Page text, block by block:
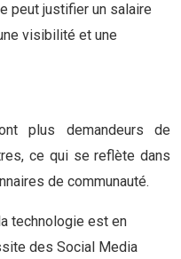
peut justifier un salaire
visibilité et une
plus demandeurs de
ce qui se reflète dans
de communauté.
technologie est en
des Social Media